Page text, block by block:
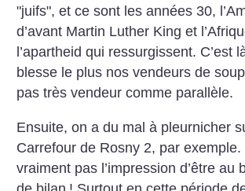
"juifs", et ce sont les années 30,
d’avant Martin Luther King et
l’apartheid qui ressurgissent. C’est
blesse le plus nos vendeurs de
pas très vendeur comme parallèle.
Ensuite, on a du mal à pleurnicher
Carrefour de Rosny 2, par
vraiment pas l’impression d’être au